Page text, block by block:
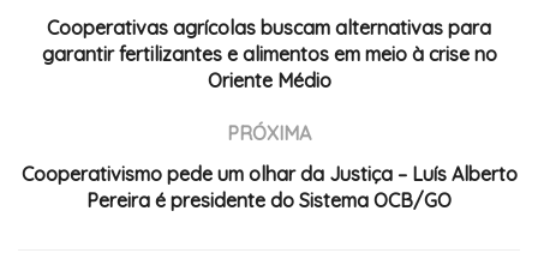
Cooperativas agrícolas buscam alternativas para
garantir fertilizantes e alimentos em meio à crise no
Oriente Médio
PRÓXIMA
Cooperativismo pede um olhar da Justiça – Luís Alberto
Pereira é presidente do Sistema OCB/GO